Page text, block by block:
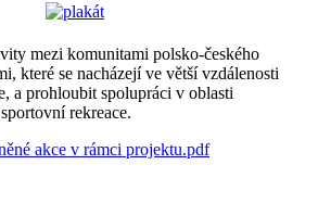
mezi komunitami polsko-českého
které se nacházejí ve větší vzdálenosti
a prohloubit spolupráci v oblasti
rekreace.
akce v rámci projektu.pdf